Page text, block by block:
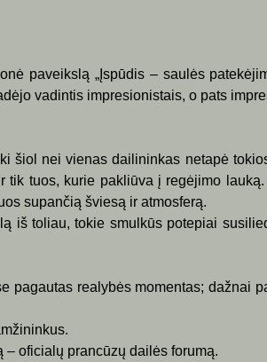
paveikslą „Įspūdis – saulės
vadintis impresionistais, o pats
šiol nei vienas dailininkas netapė
tuos, kurie pakliūva į regėjimo
supančią šviesą ir atmosferą.
iš toliau, tokie smulkūs potepiai
pagautas realybės momentas; dažnai
oficialų prancūzų dailės forumą.